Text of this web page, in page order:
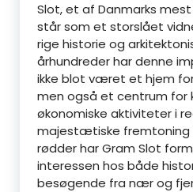
Slot, et af Danmarks
står som et storslået
rige historie og
århundreder har denne
ikke blot været et hjem
men også et centrum for
økonomiske aktiviteter i
majestætiske fremtoning
rødder har Gram Slot
interessen hos både
besøgende fra nær og